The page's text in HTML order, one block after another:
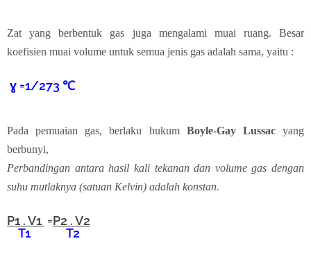
Zat yang berbentuk gas juga mengalami muai ruang. Besar
koefisien muai volume untuk semua jenis gas adalah sama, yaitu :
ɣ =1/273 ℃
Pada pemuaian gas, berlaku hukum Boyle-Gay Lussacyang
berbunyi,
Perbandingan antara hasil kali tekanan dan volume gas dengan
suhu mutlaknya (satuan Kelvin) adalah konstan.
P1 . V1 =P2 . V2
T1 T2